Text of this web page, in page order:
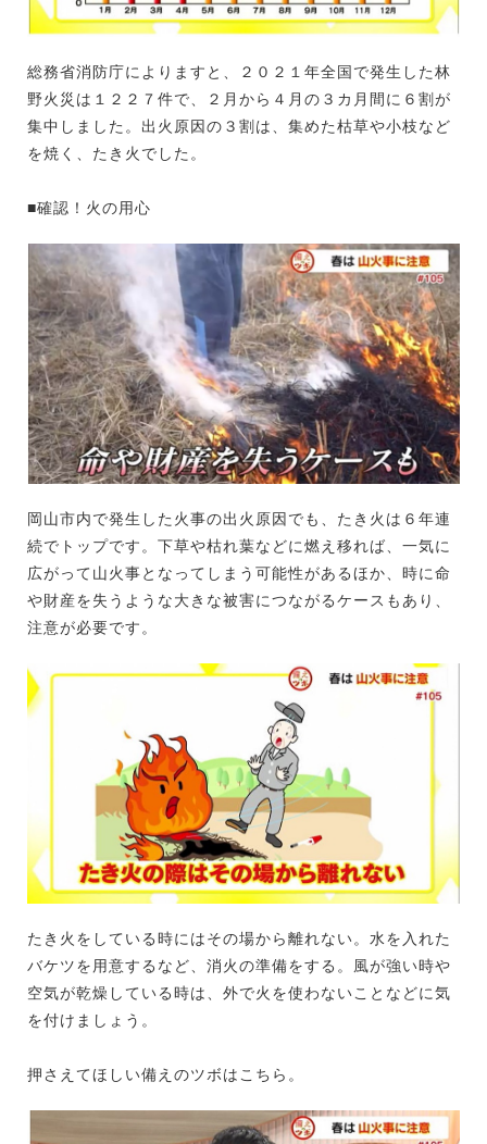
総務省消防庁によりますと、２０２１年全国で発生した林
野火災は１２２７件で、２月から４月の３カ月間に６割が
集中しました。出火原因の３割は、集めた枯草や小枝など
を焼く、たき火でした。
■確認！火の用心
岡山市内で発生した火事の出火原因でも、たき火は６年連
続でトップです。下草や枯れ葉などに燃え移れば、一気に
広がって山火事となってしまう可能性があるほか、時に命
や財産を失うような大きな被害につながるケースもあり、
注意が必要です。
たき火をしている時にはその場から離れない。水を入れた
バケツを用意するなど、消火の準備をする。風が強い時や
空気が乾燥している時は、外で火を使わないことなどに気
を付けましょう。
押さえてほしい備えのツボはこちら。